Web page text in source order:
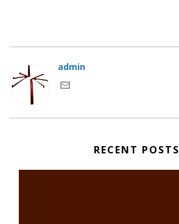
admin
RECENT POSTS